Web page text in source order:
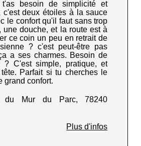
t'as besoin de simplicité et
c'est deux étoiles à la sauce
le confort qu'il faut sans trop
une douche, et la route est à
ce coin un peu en retrait de
? c'est peut-être pas
a ses charmes. Besoin de
? C'est simple, pratique, et
Parfait si tu cherches le
grand confort.
Mur du Parc, 78240
Plus d'infos